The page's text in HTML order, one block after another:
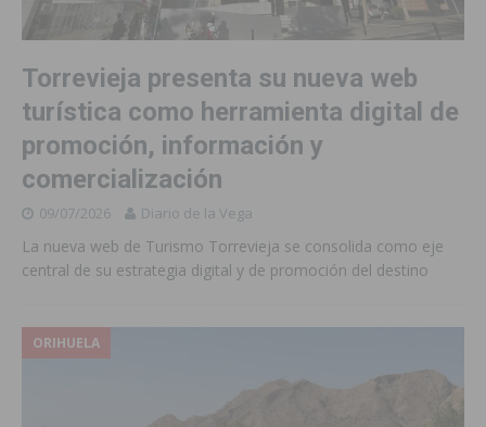
Torrevieja presenta su nueva web
turística como herramienta digital de
promoción, información y
comercialización
09/07/2026 Diario de la Vega
La nueva web de Turismo Torrevieja se consolida como eje
central de su estrategia digital y de promoción del destino
ORIHUELA